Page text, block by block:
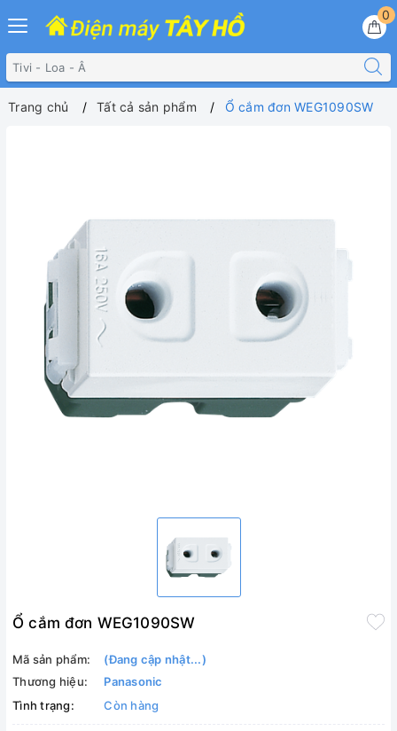
0
Trang chủ Tất cả sản phẩm Ổ cắm đơn WEG1090SW
Ổ cắm đơn WEG1090SW
Mã sản phẩm:
(Đang cập nhật...)
Thương hiệu:
Panasonic
Tình trạng:
Còn hàng